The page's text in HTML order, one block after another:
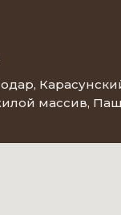
массив,